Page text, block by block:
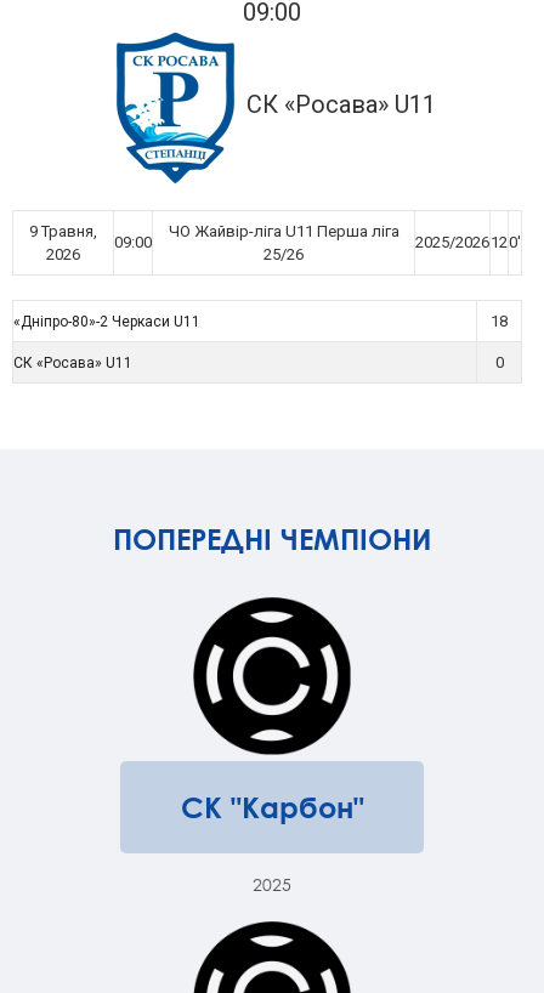
09:00
СК «Росава» U11
9 Травня,
2026
09:00
ЧО Жайвір-ліга U11 Перша ліга
25/26
2025/2026120'
«Дніпро-80»-2 Черкаси U11 18
СК «Росава» U11 0
ПОПЕРЕДНІ ЧЕМПІОНИ
СК "Карбон"
2025